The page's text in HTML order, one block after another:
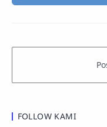
FOLLOW KAMI